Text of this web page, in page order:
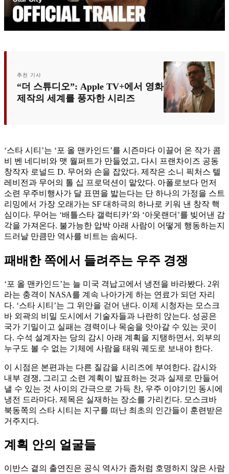
추천 기사
“더 스튜디오”: Apple TV+에서 영화
제작의 세계를 풍자한 시리즈
‘스타 시티’는 ‘포 올 맨카인드’를 시즌마다 이끌어 온 작가 콤
비 벤 네디비와 맷 월퍼트가 만들었고, 다시 프랜차이즈 공동
창작자 로널드 D. 무어와 손을 잡았다. 제작은 소니 픽처스 텔
레비전과 무어의 톨 십 프로덕션이 맡았다. 아폴로보다 먼저
소련 우주비행사가 달 표면을 밟는다는 단 하나의 가정을 스트
리밍에서 가장 오래가는 SF 대하극의 하나로 키워 낸 창작 핵
심이다. 무어는 ‘배틀스타 갤럭티카’와 ‘아웃랜더’를 빚어낸 감
각을 가져온다. 불가능한 압박 아래 사람이 어떻게 행동하는지
드러날 만큼만 역사를 비트는 솜씨다.
패배한 쪽에서 들려주는 우주 경쟁
‘포 올 맨카인드’는 늘 미국 격납고에서 냉전을 바라봤다. 2위
라는 충격이 NASA를 계속 나아가게 하는 연료가 되던 자리
다. ‘스타 시티’는 그 위안을 걷어 낸다. 이제 시청자는 모스크
바 외곽의 비밀 도시에서 기술자들과 나란히 앉는다. 성공은
국가 기밀이고 실패는 경력이나 목숨을 앗아갈 수 있는 곳이
다. 수석 설계자는 당의 감시 아래 계획을 지탱하면서, 외부의
누구도 볼 수 없는 기체에 사람을 태워 궤도로 보내야 한다.
이 시점은 본편과는 다른 질감을 시리즈에 부여한다. 감시와
내부 경쟁, 그리고 소련 계획이 발표하는 것과 실제로 만들어
낼 수 있는 것 사이의 간극으로 가득 찬, 우주 이야기인 동시에
냉전 드라마다. 제목은 실재하는 장소를 가리킨다. 모스크바
북동쪽의 스타 시티는 지구를 떠난 최초의 인간들이 훈련받은
거주지다.
계획 안의 얼굴들
이반스 곁의 출연진은 공식 역사가 좀처럼 호명하지 않은 사람